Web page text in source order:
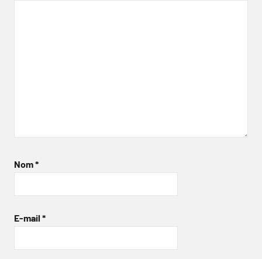
Nom*
E-mail *